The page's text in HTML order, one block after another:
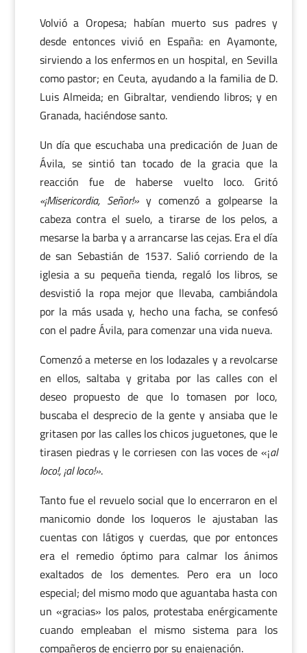
Volvió a Oropesa; habían muerto sus padres y
desde entonces vivió en España: en Ayamonte,
sirviendo a los enfermos en un hospital, en Sevilla
como pastor; en Ceuta, ayudando a la familia de D.
Luis Almeida; en Gibraltar, vendiendo libros; y en
Granada, haciéndose santo.
Un día que escuchaba una predicación de Juan de
Ávila, se sintió tan tocado de la gracia que la
reacción fue de haberse vuelto loco. Gritó
«¡Misericordia, Señor!»y comenzó a golpearse la
cabeza contra el suelo, a tirarse de los pelos, a
mesarse la barba y a arrancarse las cejas. Era el día
de san Sebastián de 1537. Salió corriendo de la
iglesia a su pequeña tienda, regaló los libros, se
desvistió la ropa mejor que llevaba, cambiándola
por la más usada y, hecho una facha, se confesó
con el padre Ávila, para comenzar una vida nueva.
Comenzó a meterse en los lodazales y a revolcarse
en ellos, saltaba y gritaba por las calles con el
deseo propuesto de que lo tomasen por loco,
buscaba el desprecio de la gente y ansiaba que le
gritasen por las calles los chicos juguetones, que le
tirasen piedras y le corriesen con las voces de «¡al
loco!, ¡al loco!».
Tanto fue el revuelo social que lo encerraron en el
manicomio donde los loqueros le ajustaban las
cuentas con látigos y cuerdas, que por entonces
era el remedio óptimo para calmar los ánimos
exaltados de los dementes. Pero era un loco
especial; del mismo modo que aguantaba hasta con
un «gracias» los palos, protestaba enérgicamente
cuando empleaban el mismo sistema para los
compañeros de encierro por su enajenación.